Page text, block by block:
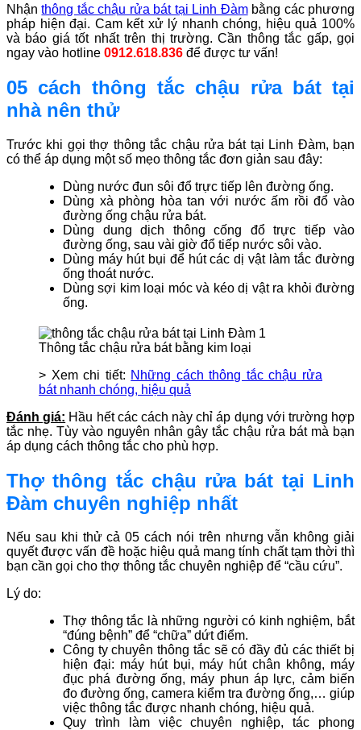
Nhậnthông tắc chậu rửa bát tại Linh Đàmbằng các phương
pháp hiện đại. Cam kết xử lý nhanh chóng, hiệu quả 100%
và báo giá tốt nhất trên thị trường. Cần thông tắc gấp, gọi
ngay vào hotline 0912.618.836 để được tư vấn!
05 cách thông tắc chậu rửa bát tại
nhà nên thử
Trước khi gọi thợ thông tắc chậu rửa bát tại Linh Đàm, bạn
có thể áp dụng một số mẹo thông tắc đơn giản sau đây:
Dùng nước đun sôi đổ trực tiếp lên đường ống.
Dùng xà phòng hòa tan với nước ấm rồi đổ vào
đường ống chậu rửa bát.
Dùng dung dịch thông cống đổ trực tiếp vào
đường ống, sau vài giờ đổ tiếp nước sôi vào.
Dùng máy hút bụi để hút các dị vật làm tắc đường
ống thoát nước.
Dùng sợi kim loại móc và kéo dị vật ra khỏi đường
ống.
Thông tắc chậu rửa bát bằng kim loại
> Xem chi tiết: Những cách thông tắc chậu rửa
bát nhanh chóng, hiệu quả
Đánh giá: Hầu hết các cách này chỉ áp dụng với trường hợp
tắc nhẹ. Tùy vào nguyên nhân gây tắc chậu rửa bát mà bạn
áp dụng cách thông tắc cho phù hợp.
Thợ thông tắc chậu rửa bát tại Linh
Đàm chuyên nghiệp nhất
Nếu sau khi thử cả 05 cách nói trên nhưng vẫn không giải
quyết được vấn đề hoặc hiệu quả mang tính chất tạm thời thì
bạn cần gọi cho thợ thông tắc chuyên nghiệp để “cầu cứu”.
Lý do:
Thợ thông tắc là những người có kinh nghiệm, bắt
“đúng bệnh” để “chữa” dứt điểm.
Công ty chuyên thông tắc sẽ có đầy đủ các thiết bị
hiện đại: máy hút bụi, máy hút chân không, máy
đục phá đường ống, máy phun áp lực, cảm biến
đo đường ống, camera kiểm tra đường ống,… giúp
việc thông tắc được nhanh chóng, hiệu quả.
Quy trình làm việc chuyên nghiệp, tác phong